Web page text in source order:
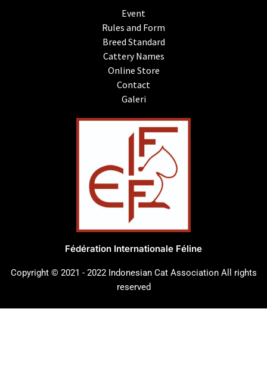
Event
Rules and Form
Breed Standard
Cattery Names
Online Store
Contact
Galeri
Fédération Internationale Féline
Copyright © 2021 - 2022 Indonesian Cat Association All rights
reserved